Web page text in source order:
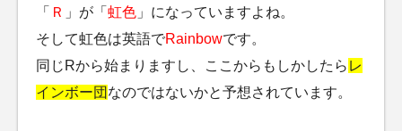
「 Ｒ 」が「 虹色 」になっていますよね。
そして虹色は英語でRainbowです。
同じRから始まりますし、ここからもしかしたら レ
インボー団 なのではないかと予想されています。